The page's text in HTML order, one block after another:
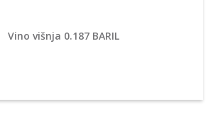
Vino višnja 0.187 BARIL